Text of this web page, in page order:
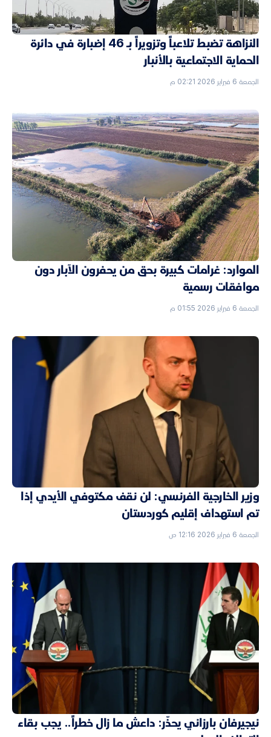
النزاهة تضبط تلاعباً وتزويراً بـ 46 إضبارة في دائرة
الحماية الاجتماعية بالأنبار
الجمعة 6 فبراير 2026 02:21 م
الموارد: غرامات كبيرة بحق من يحفرون الآبار دون
موافقات رسمية
الجمعة 6 فبراير 2026 01:55 م
وزير الخارجية الفرنسي: لن نقف مكتوفي الأيدي إذا
تم استهداف إقليم كوردستان
الجمعة 6 فبراير 2026 12:16 ص
نيجيرفان بارزاني يحذّر: داعش ما زال خطراً.. يجب بقاء